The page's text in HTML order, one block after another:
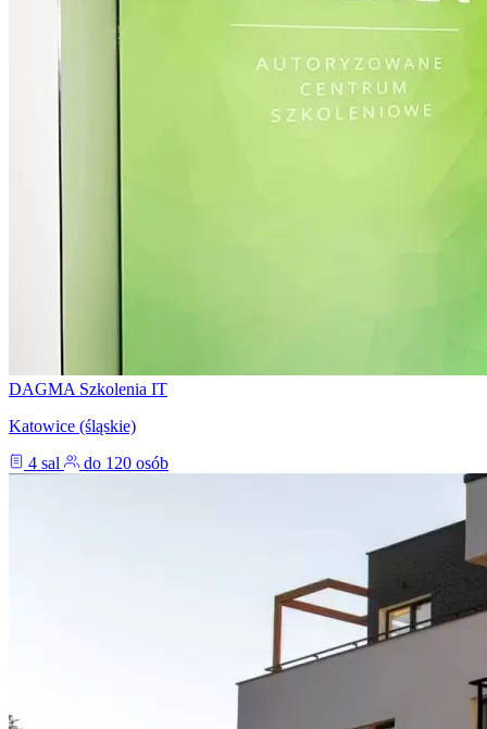
DAGMA Szkolenia IT
Katowice (śląskie)
4 sal
do 120 osób